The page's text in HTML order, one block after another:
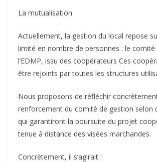
La mutualisation
Actuellement, la gestion du local repose
limité en nombre de personnes : le
l’EDMP, issu des coopérateurs Ces
être rejoints par toutes les structures
Nous proposons de réfléchir
renforcement du comité de gestion selon
qui garantiront la poursuite du projet
tenue à distance des visées marchandes.
Concrètement, il s’agirait :